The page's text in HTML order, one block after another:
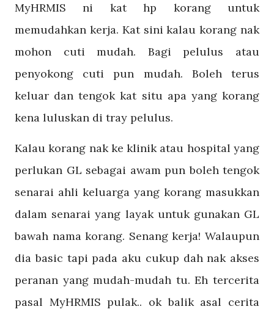
MyHRMIS ni kat hp korang untuk
memudahkan kerja. Kat sini kalau korang nak
mohon cuti mudah. Bagi pelulus atau
penyokong cuti pun mudah. Boleh terus
keluar dan tengok kat situ apa yang korang
kena luluskan di tray pelulus.
Kalau korang nak ke klinik atau hospital yang
perlukan GL sebagai awam pun boleh tengok
senarai ahli keluarga yang korang masukkan
dalam senarai yang layak untuk gunakan GL
bawah nama korang. Senang kerja! Walaupun
dia basic tapi pada aku cukup dah nak akses
peranan yang mudah-mudah tu. Eh tercerita
pasal MyHRMIS pulak.. ok balik asal cerita